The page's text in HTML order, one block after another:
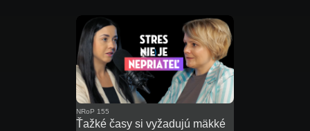
NRoP 155
Ťažké časy si vyžadujú mäkké